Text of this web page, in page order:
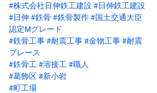
#株式会社日伸鉄工建設 #日伸鉄工建設
#日伸 #鉄骨 #鉄骨製作 #国土交通大臣
認定Mグレード
#鉄骨工事 #耐震工事 #金物工事 #耐震
ブレース
#鉄骨工 #溶接工 #職人
#葛飾区 #新小岩
#町工場